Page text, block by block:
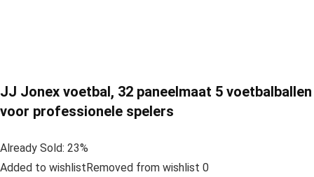
JJ Jonex voetbal, 32 paneelmaat 5 voetbalballen
voor professionele spelers
Already Sold: 23%
Added to wishlistRemoved from wishlist 0